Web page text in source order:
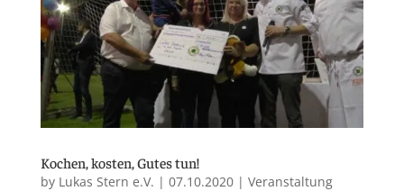
Kochen, kosten, Gutes tun!
by Lukas Stern e.V. | 07.10.2020| Veranstaltung